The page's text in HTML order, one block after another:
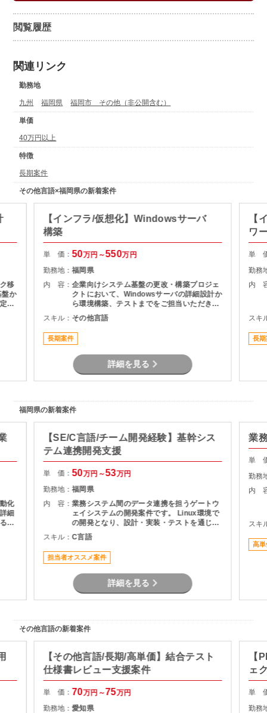
閲覧履歴
関連リンク
勤務地
九州 福岡県 福岡市 その他（非公開含む）
単価
40万円以上
特徴
長期案件
その他言語×福岡県の新着案件
移
盤か
、
【インフラ/仮想化】Windowsサーバ
構築
単 価：50万円～550万円
勤務地：福岡県
内 容：企業向けシステム基盤の更改・構築プロジェ
クトにおいて、Windowsサーバの詳細設計か
ら環境構築、テストまでをご担当いただきま
す。
スキル： その他言語
長期案件
詳細を見る
【
ワ
単
勤務
内
スキ
長期
福岡県の新着案件
化
細
こ
【SE/C言語/チーム開発経験】基幹シス
テム連携開発支援
単 価：50万円～53万円
勤務地：福岡県
内 容：業務システム間のデータ連携を担うゲートウ
ェイシステムの開発案件です。 Linux環境で
の開発となり、設計・実装・テストを通じて
システムの安定稼働を支える役割を担当いた
だきます。 長期案件のため、腰を据えて開発
に携わりたい方におすすめです。
スキル：C言語
担当者オススメ案件
詳細を見る
業
単
勤務
内
スキ
高単
その他言語の新着案件
【その他言語/長期/高単価】結合テスト
仕様書レビュー支援案件
単 価： 70万円～75万円
勤務地：愛知県
【
ェ
単
勤務